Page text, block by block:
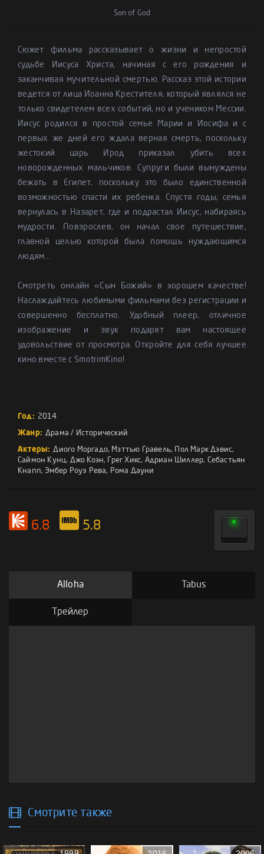
Son of God
Сюжет фильма рассказывает о жизни и непростой
судьбе Иисуса Христа, начиная с его рождения и
заканчивая мучительной смертью. Рассказ этой истории
ведется от лица Иоанна Крестителя, который являлся не
только свидетелем всех событий, но и учеником Мессии.
Иисус родился в простой семье Марии и Иосифа и с
первых же дней его ждала верная смерть, поскольку
жестокий царь Ирод приказал убить всех
новорожденных мальчиков. Супруги были вынуждены
бежать в Египет, поскольку это было единственной
возможностью спасти их ребенка. Спустя годы, семья
вернулась в Назарет, где и подрастал Иисус, набираясь
мудрости. Повзрослев, он начал свое путешествие,
главной целью которой была помощь нуждающимся
людям...
Смотреть онлайн «Сын Божий» в хорошем качестве!
Наслаждайтесь любимыми фильмами без регистрации и
совершенно бесплатно. Удобный плеер, отличное
изображение и звук подарят вам настоящее
удовольствие от просмотра. Откройте для себя лучшее
кино вместе с SmotrimKino!
Год: 2014
Жанр: Драма / Исторический
Актеры: Диого Моргадо, Мэттью Гравель, Пол Марк Дэвис,
Саймон Кунц, Джо Коэн, Грег Хикс, Адриан Шиллер, Себастьян
Кнапп,Эмбер Роуз Рева, Рома Дауни
6.8 5.8
Alloha Tabus
Трейлер
Смотрите также